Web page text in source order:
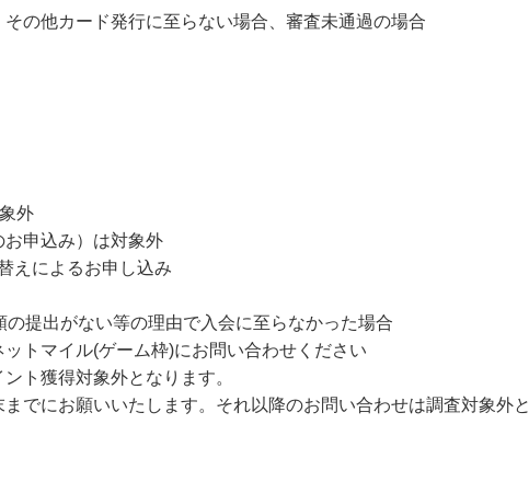
の他カード発行に至らない場合、審査未通過の場合
外
申込み）は対象外
えによるお申し込み
提出がない等の理由で入会に至らなかった場合
トマイル(ゲーム枠)にお問い合わせください
ト獲得対象外となります。
でにお願いいたします。それ以降のお問い合わせは調査対象外と